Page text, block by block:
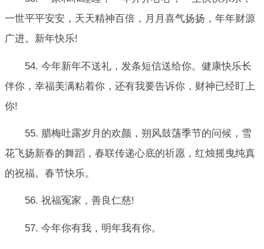
一世平平安安，天天精神百倍，月月喜气扬扬，年年财源
广进。新年快乐!
54. 今年新年不送礼，发条短信送给你。健康快乐长
伴你，幸福美满粘着你，还有我要告诉你，财神已经盯上
你!
55. 腊梅吐露岁月的欢颜，朔风鼓荡季节的问候，雪
花飞扬新春的舞蹈，春联传递心底的祈愿，红烛摇曳纯真
的祝福。春节快乐。
56. 祝福冤家，善良仁慈!
57. 今年你有我，明年我有你。